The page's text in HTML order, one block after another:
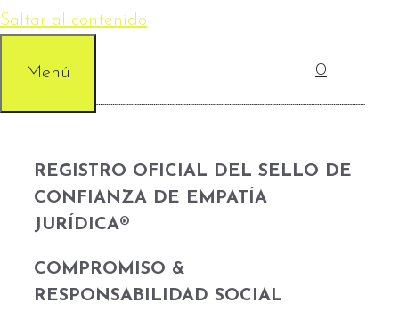
Saltar al contenido
0
Menú
REGISTRO OFICIAL DEL SELLO DE
CONFIANZA DE EMPATÍA
JURÍDICA®
COMPROMISO &
RESPONSABILIDAD SOCIAL